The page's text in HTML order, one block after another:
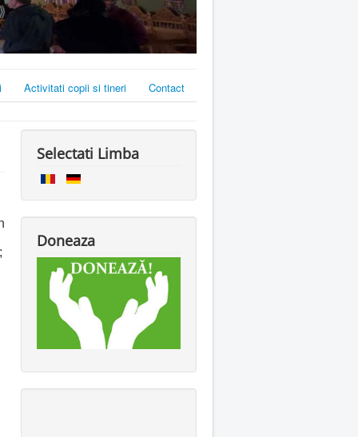
Activitati copii si tineri Contact
Selectati Limba
Doneaza